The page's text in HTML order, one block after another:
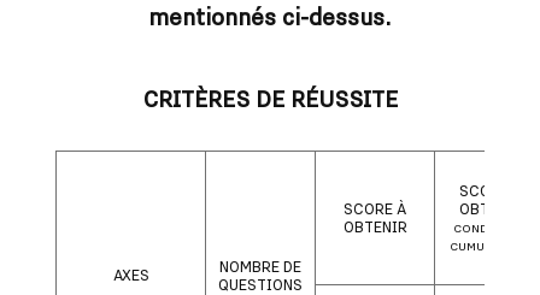
mentionnés ci-dessus.
CRITÈRES DE RÉUSSITE
AXES
NOMBRE DE
QUESTIONS
SCORE À
OBTENIR
SCORE À
OBTENIR
CONDITIONS
CUMULATIVES